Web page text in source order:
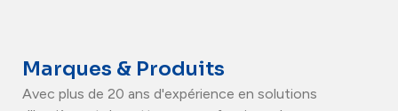
Mistolabs
Marques & Produits
Avec plus de 20 ans d'expérience en solutions